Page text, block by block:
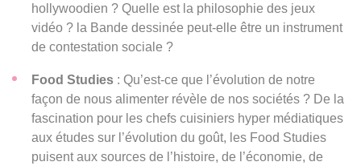
hollywoodien ? Quelle est la philosophie des jeux
vidéo ? la Bande dessinée peut-elle être un instrument
de contestation sociale ?
Food Studies : Qu’est-ce que l’évolution de notre
façon de nous alimenter révèle de nos sociétés ? De la
fascination pour les chefs cuisiniers hyper médiatiques
aux études sur l’évolution du goût, les Food Studies
puisent aux sources de l’histoire, de l’économie, de